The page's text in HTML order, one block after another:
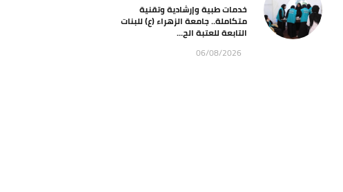
خدمات طبية وإرشادية وتقنية
متكاملة.. جامعة الزهراء (ع) للبنات
التابعة للعتبة الح...
06/08/2026